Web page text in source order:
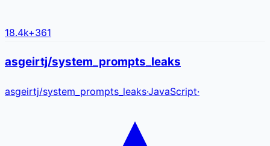
18.4k+361
asgeirtj/system_prompts_leaks
asgeirtj/system_prompts_leaks·JavaScript·